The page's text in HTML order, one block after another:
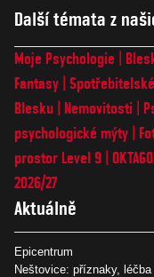
Další témata z
Moje Psychologie
Fantasy
Blesku
Nemovitosti
psychologické mýty
prostor Level 9
2026/27
Aktuálně
Epicentrum
Neštovice: příznaky, léčba